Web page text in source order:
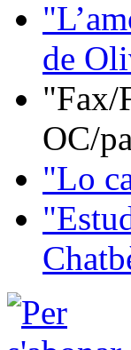
de
"Fax/
OC/
"Lo